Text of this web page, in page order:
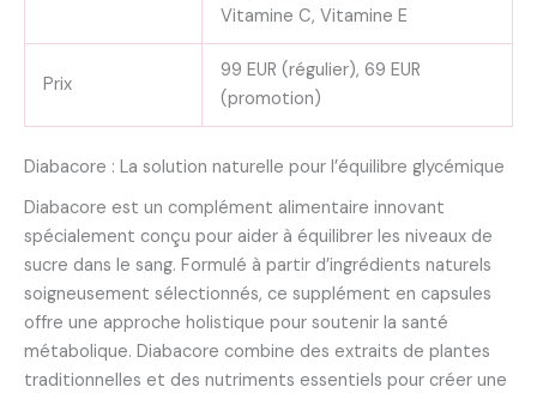
Vitamine C, Vitamine E
Prix
99 EUR (régulier), 69 EUR
(promotion)
Diabacore : La solution naturelle pour l’équilibre glycémique
Diabacore est un complément alimentaire innovant
spécialement conçu pour aider à équilibrer les niveaux de
sucre dans le sang. Formulé à partir d’ingrédients naturels
soigneusement sélectionnés, ce supplément en capsules
offre une approche holistique pour soutenir la santé
métabolique. Diabacore combine des extraits de plantes
traditionnelles et des nutriments essentiels pour créer une